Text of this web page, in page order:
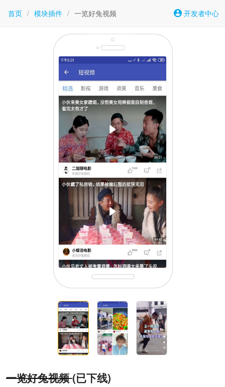
首页 / 模块插件 / 一览好兔视频 开发者中心
一览好兔视频(已下线)